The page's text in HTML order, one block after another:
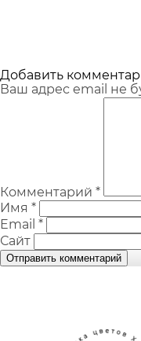
Добавить
Ваш адрес email не
Комментарий *
Имя *
Email *
Сайт